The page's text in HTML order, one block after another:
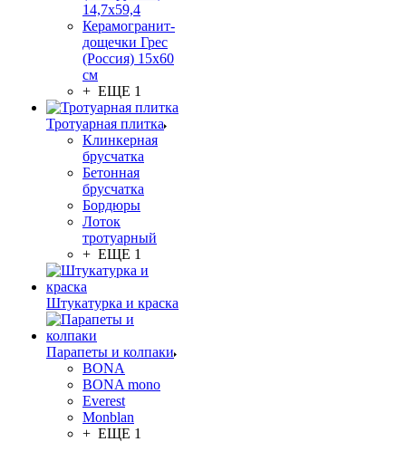
14,7x59,4
Керамогранит-
дощечки Грес
(Россия) 15х60
см
+ ЕЩЕ 1
Тротуарная плитка
Клинкерная
брусчатка
Бетонная
брусчатка
Бордюры
Лоток
тротуарный
+ ЕЩЕ 1
Штукатурка и краска
Парапеты и колпаки
BONA
BONA mono
Everest
Monblan
+ ЕЩЕ 1